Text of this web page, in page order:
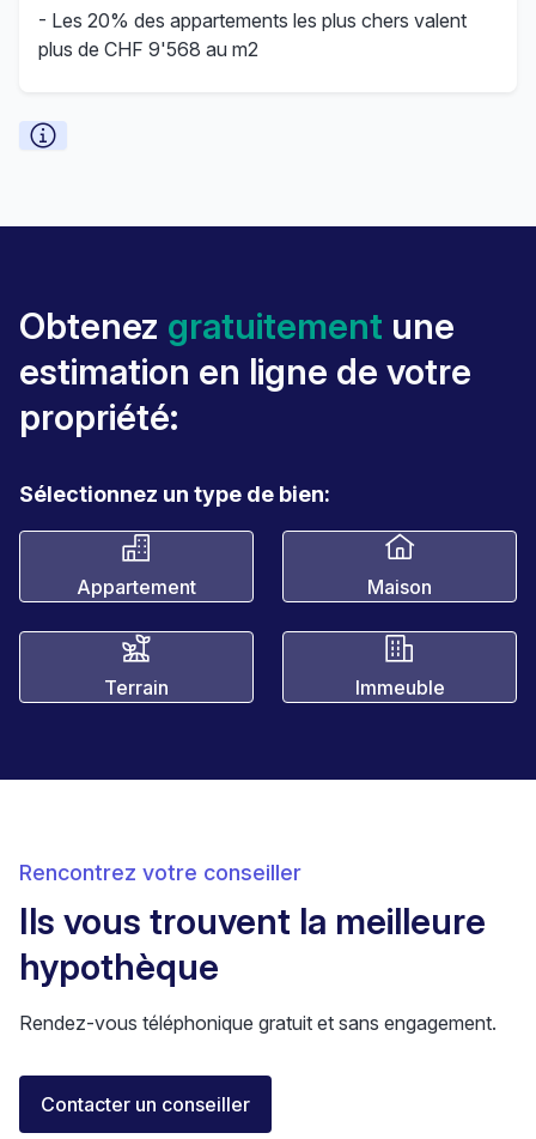
- Les 20% des appartements les plus chers valent
plus de CHF 9'568 au m2
Obtenez gratuitement une
estimation en ligne de votre
propriété:
Sélectionnez un type de bien:
Appartement Maison
Terrain Immeuble
Rencontrez votre conseiller
Ils vous trouvent la meilleure
hypothèque
Rendez-vous téléphonique gratuit et sans engagement.
Contacter un conseiller
Florent Buser
Area Sales Director Romandie